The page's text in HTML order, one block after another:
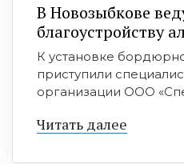
В Новозыбкове
благоустройству
К установке
приступили
организации ООО
Читать далее